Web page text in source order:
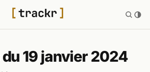
19 janvier 2024